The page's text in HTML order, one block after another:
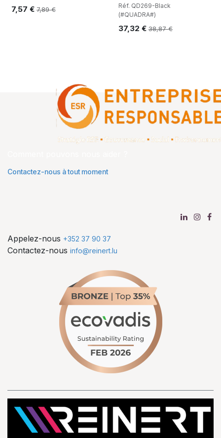
7,57 € 7,89€
Réf. QD269-Black
(#QUADRA#)
37,32 € 38,87€
Contactez-nous à tout moment
Appelez-nous +352 37 90 37
Contactez-nous info@reinert.lu